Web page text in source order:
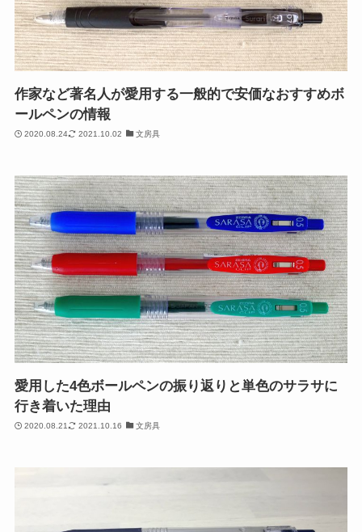
作家など著名人が愛用する一般的で安価なおすすめボ
ールペンの情報
2020.08.24 2021.10.02 文房具
愛用した4色ボールペンの振り返りと単色のサラサに
行き着いた理由
2020.08.21 2021.10.16 文房具